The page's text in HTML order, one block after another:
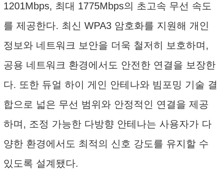
1201Mbps, 최대 1775Mbps의 초고속 무선 속도
를 제공한다. 최신 WPA3 암호화를 지원해 개인
정보와 네트워크 보안을 더욱 철저히 보호하며,
공용 네트워크 환경에서도 안전한 연결을 보장한
다. 또한 듀얼 하이 게인 안테나와 빔포밍 기술 결
합으로 넓은 무선 범위와 안정적인 연결을 제공
하며, 조정 가능한 다방향 안테나는 사용자가 다
양한 환경에서도 최적의 신호 강도를 유지할 수
있도록 설계됐다.